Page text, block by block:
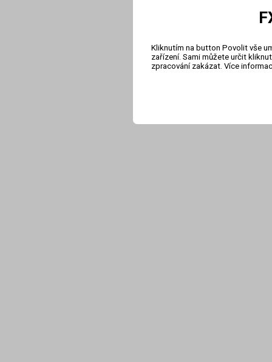
Kliknutím na button Povolit vše
zařízení. Sami můžete určit
zpracování zakázat. Více